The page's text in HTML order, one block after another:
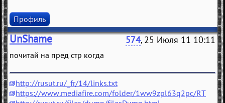
Профиль
UnShame 574, 25 Июля 11 10:11
почитай на пред стр когда
http://rusut.ru/_fr/14/links.txt
https://www.mediafire.com/folder/1ww9zpl63q2pc/RT